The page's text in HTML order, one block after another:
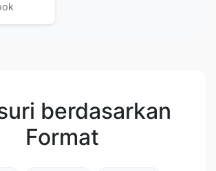
berdasarkan
Format